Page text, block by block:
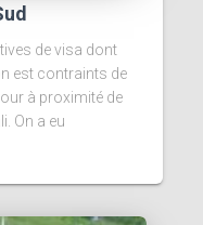
de visa dont
est contraints de
à proximité de
On a eu